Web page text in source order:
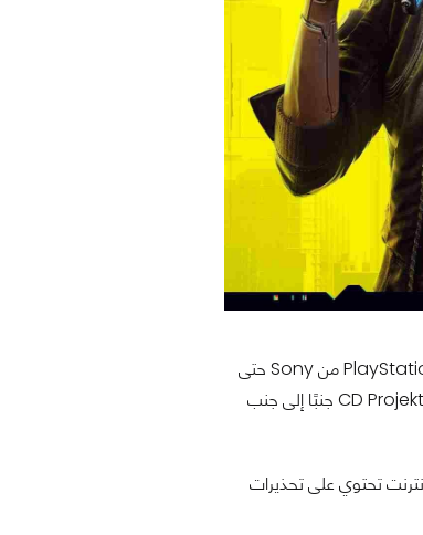
على الرغم من عملية الإطلاق التي عانت من مشكلات فنية، ترتب عليها إزالة اللعبة بشكل غير مسبوق من متجر PlayStation من Sony حتى
عودتها في وقت سابق من هذا الشهر، يؤكد آدم كيسينكي الذي يشغل حاليًا منصب الرئيس التنفيذي المشترك لـ CD Projekt جنبًا إلى جنب
تحتوي على تحذيرات